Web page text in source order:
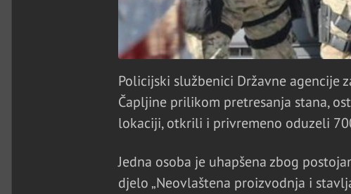
Policijski službenici Državne agencije
Čapljine prilikom pretresanja stana,
lokaciji, otkrili i privremeno oduzeli
Jedna osoba je uhapšena zbog
djelo „Neovlaštena proizvodnja i